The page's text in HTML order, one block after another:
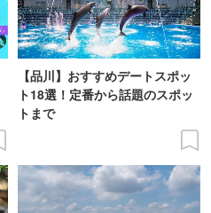
【品川】おすすめデートスポッ
ト18選！定番から話題のスポッ
トまで